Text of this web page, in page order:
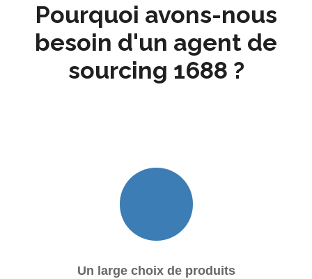
Pourquoi avons-nous
besoin d'un agent de
sourcing 1688 ?
Un large choix de produits